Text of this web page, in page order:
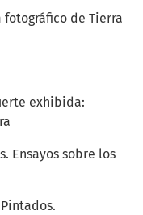
fotográfico de Tierra
exhibida:
Ensayos sobre los